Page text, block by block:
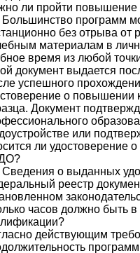
ли пройти повышение
программ
без отрыва от
материалам в
время из любой
документ выдается
успешного
о повышении
Документ
или
ли
о выданных
реестр
часов должно быть
действующим